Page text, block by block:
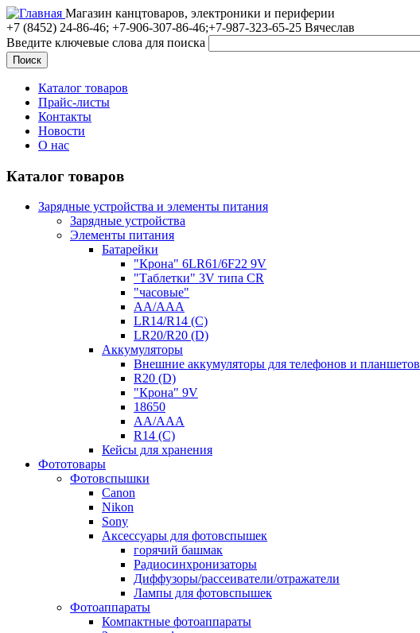
Магазин канцтоваров, электроники и периферии
+7 (8452) 24-86-46; +7-906-307-86-46;+7-987-323-65-25 Вячеслав
Введите ключевые слова для поиска
Каталог товаров
Прайс-листы
Контакты
Новости
О нас
Каталог товаров
Зарядные устройства и элементы питания
Зарядные устройства
Элементы питания
Батарейки
"Крона" 6LR61/6F22 9V
"Таблетки" 3V типа CR
"часовые"
AA/AAA
LR14/R14 (C)
LR20/R20 (D)
Аккумуляторы
Внешние аккумуляторы для телефонов и планшетов
R20 (D)
"Крона" 9V
18650
AA/AAA
R14 (C)
Кейсы для хранения
Фототовары
Фотовспышки
Canon
Nikon
Sony
Аксессуары для фотовспышек
горячий башмак
Радиосинхронизаторы
Диффузоры/рассеиватели/отражатели
Лампы для фотовспышек
Фотоаппараты
Компактные фотоаппараты